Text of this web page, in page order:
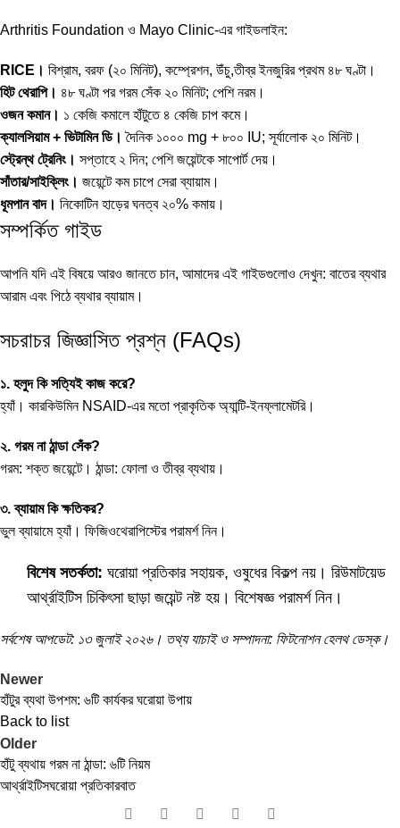
Arthritis Foundation ও Mayo Clinic-এর গাইডলাইন:
RICE। বিশ্রাম, বরফ (২০ মিনিট), কম্প্রেশন, উঁচু,তীব্র ইনজুরির প্রথম ৪৮ ঘণ্টা।
হিট থেরাপি। ৪৮ ঘণ্টা পর গরম সেঁক ২০ মিনিট; পেশি নরম।
ওজন কমান। ১ কেজি কমালে হাঁটুতে ৪ কেজি চাপ কমে।
ক্যালসিয়াম + ভিটামিন ডি। দৈনিক ১০০০ mg + ৮০০ IU; সূর্যালোক ২০ মিনিট।
স্ট্রেন্থ ট্রেনিং। সপ্তাহে ২ দিন; পেশি জয়েন্টকে সাপোর্ট দেয়।
সাঁতার/সাইক্লিং। জয়েন্টে কম চাপে সেরা ব্যায়াম।
ধূমপান বাদ। নিকোটিন হাড়ের ঘনত্ব ২০% কমায়।
সম্পর্কিত গাইড
আপনি যদি এই বিষয়ে আরও জানতে চান, আমাদের এই গাইডগুলোও দেখুন: বাতের ব্যথার
আরামএবং পিঠে ব্যথার ব্যায়াম।
সচরাচর জিজ্ঞাসিত প্রশ্ন (FAQs)
১. হলুদ কি সত্যিই কাজ করে?
হ্যাঁ। কারকিউমিন NSAID-এর মতো প্রাকৃতিক অ্যান্টি-ইনফ্লামেটরি।
২. গরম না ঠান্ডা সেঁক?
গরম: শক্ত জয়েন্টে। ঠান্ডা: ফোলা ও তীব্র ব্যথায়।
৩. ব্যায়াম কি ক্ষতিকর?
ভুল ব্যায়ামে হ্যাঁ। ফিজিওথেরাপিস্টের পরামর্শ নিন।
বিশেষ সতর্কতা: ঘরোয়া প্রতিকার সহায়ক, ওষুধের বিকল্প নয়। রিউমাটয়েড
আর্থ্রাইটিস চিকিৎসা ছাড়া জয়েন্ট নষ্ট হয়। বিশেষজ্ঞ পরামর্শ নিন।
সর্বশেষ আপডেট: ১৩ জুলাই ২০২৬। তথ্য যাচাই ও সম্পাদনা: ফিটনোশন হেলথ ডেস্ক।
Newer
হাঁটুর ব্যথা উপশম: ৬টি কার্যকর ঘরোয়া উপায়
Back to list
Older
হাঁটু ব্যথায় গরম না ঠান্ডা: ৬টি নিয়ম
আর্থ্রাইটিসঘরোয়া প্রতিকারবাত